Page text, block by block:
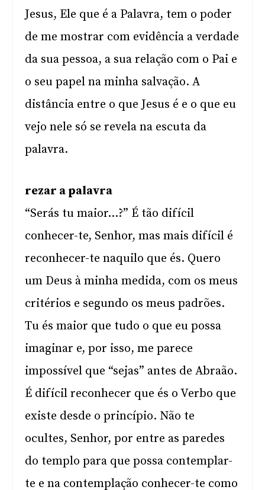
Jesus, Ele que é a Palavra, tem o poder
de me mostrar com evidência a verdade
da sua pessoa, a sua relação com o Pai e
o seu papel na minha salvação. A
distância entre o que Jesus é e o que eu
vejo nele só se revela na escuta da
palavra.
rezar a palavra
“Serás tu maior…?” É tão difícil
conhecer-te, Senhor, mas mais difícil é
reconhecer-te naquilo que és. Quero
um Deus à minha medida, com os meus
critérios e segundo os meus padrões.
Tu és maior que tudo o que eu possa
imaginar e, por isso, me parece
impossível que “sejas” antes de Abraão.
É difícil reconhecer que és o Verbo que
existe desde o princípio. Não te
ocultes, Senhor, por entre as paredes
do templo para que possa contemplar-
te e na contemplação conhecer-te como